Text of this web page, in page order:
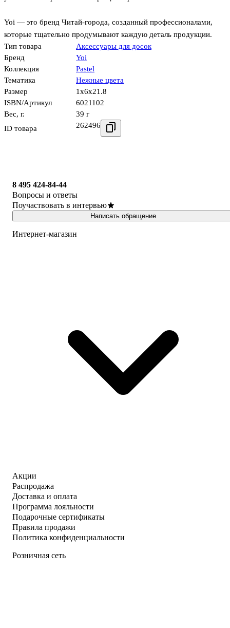
Yoi — это бренд Читай-города, созданный профессионалами,
которые тщательно продумывают каждую деталь продукции.
Тип товара
Аксессуары для досок
Бренд
Yoi
Коллекция
Pastel
Тематика
Нежные цвета
Размер
1x6x21.8
ISBN/Артикул
6021102
Вес, г.
39 г
ID товара
262496
8 495 424-84-44
Вопросы и ответы
Поучаствовать в интервью
Написать обращение
Интернет-магазин
Акции
Распродажа
Доставка и оплата
Программа лояльности
Подарочные сертификаты
Правила продажи
Политика конфиденциальности
Розничная сеть